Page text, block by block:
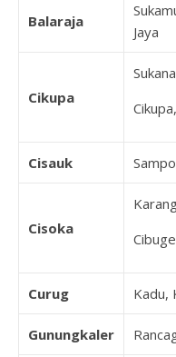
Balaraja
Jaya
Cikupa
Cisauk
Cisoka
Curug Kadu,
Gunungkaler